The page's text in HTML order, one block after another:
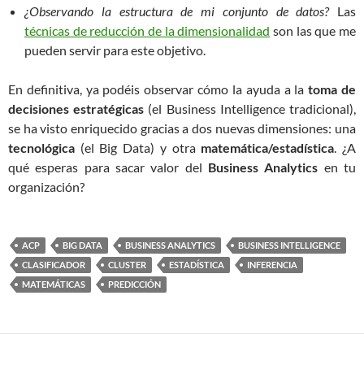
¿Observando la estructura de mi conjunto de datos?Las
técnicas de reducción de la dimensionalidad son las que me
pueden servir para este objetivo.
En definitiva, ya podéis observar cómo la ayuda a latoma de
decisiones estratégicas (el Business Intelligence tradicional),
se ha visto enriquecido gracias a dos nuevas dimensiones: una
tecnológica (el Big Data) y otra matemática/estadística . ¿A
qué esperas para sacar valor del Business Analytics en tu
organización?
ACP BIG DATA BUSINESS ANALYTICS
BUSINESS INTELLIGENCE
CLASIFICADOR
CLUSTER ESTADÍSTICA
INFERENCIA
MATEMÁTICAS
PREDICCIÓN